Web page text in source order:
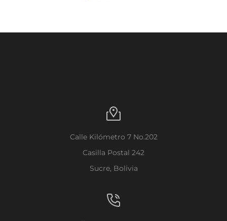
Calle Kilómetro 7 No.202
Casilla Postal 242
Sucre, Bolivia